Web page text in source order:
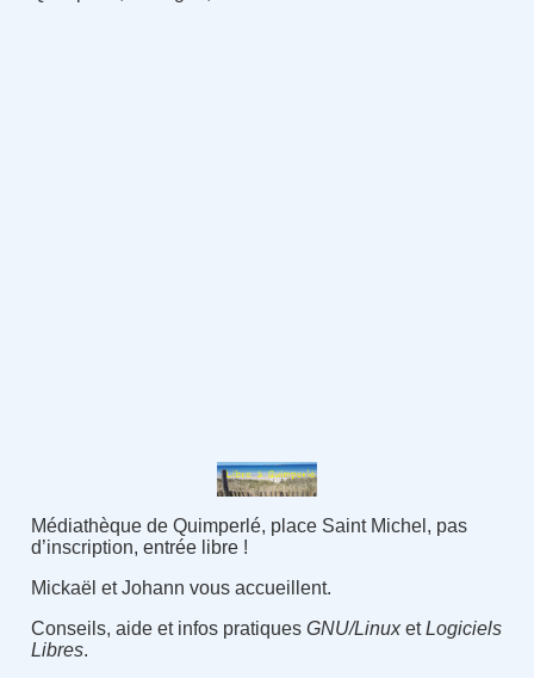
Médiathèque de Quimperlé, place Saint Michel, pas
d’inscription, entrée libre !
Mickaël et Johann vous accueillent.
Conseils, aide et infos pratiques GNU/LinuxetLogiciels
Libres.